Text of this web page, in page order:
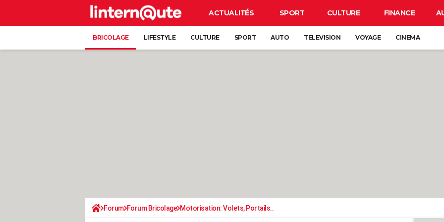
ACTUALITÉS SPORT CULTURE FINANCE
BRICOLAGE LIFESTYLE CULTURE SPORT AUTO TELEVISION VOYAGE CINEMA
Forum Forum Bricolage Motorisation: Volets, Portails..